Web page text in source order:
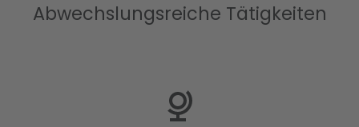
Abwechslungsreiche Tätigkeiten